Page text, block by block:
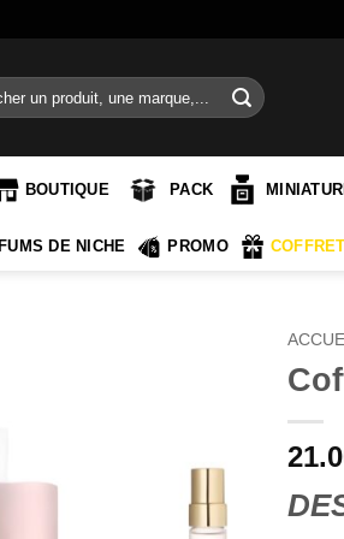
BOUTIQUE PACK
DE NICHE PROMO COFFRET